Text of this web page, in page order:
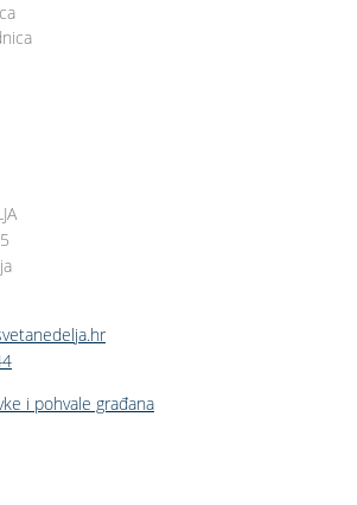
i pohvale građana